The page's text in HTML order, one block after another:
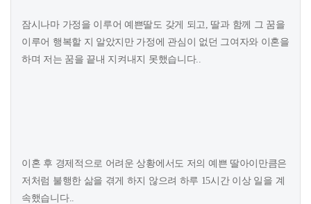
잠시나마 가정을 이루어 예쁜딸도 갖게 되고, 딸과 함께 그 꿈을
이루어 행복할 지 알았지만 가정에 관심이 없던 그여자와 이혼을
하며 저는 꿈을 끝내 지켜내지 못했습니다..
이혼 후 경제적으로 어려운 상황에서도 저의 예쁜 딸아이만큼은
저처럼 불행한 삶을 겪게 하지 않으려 하루 15시간 이상 일을 계
속했습니다..